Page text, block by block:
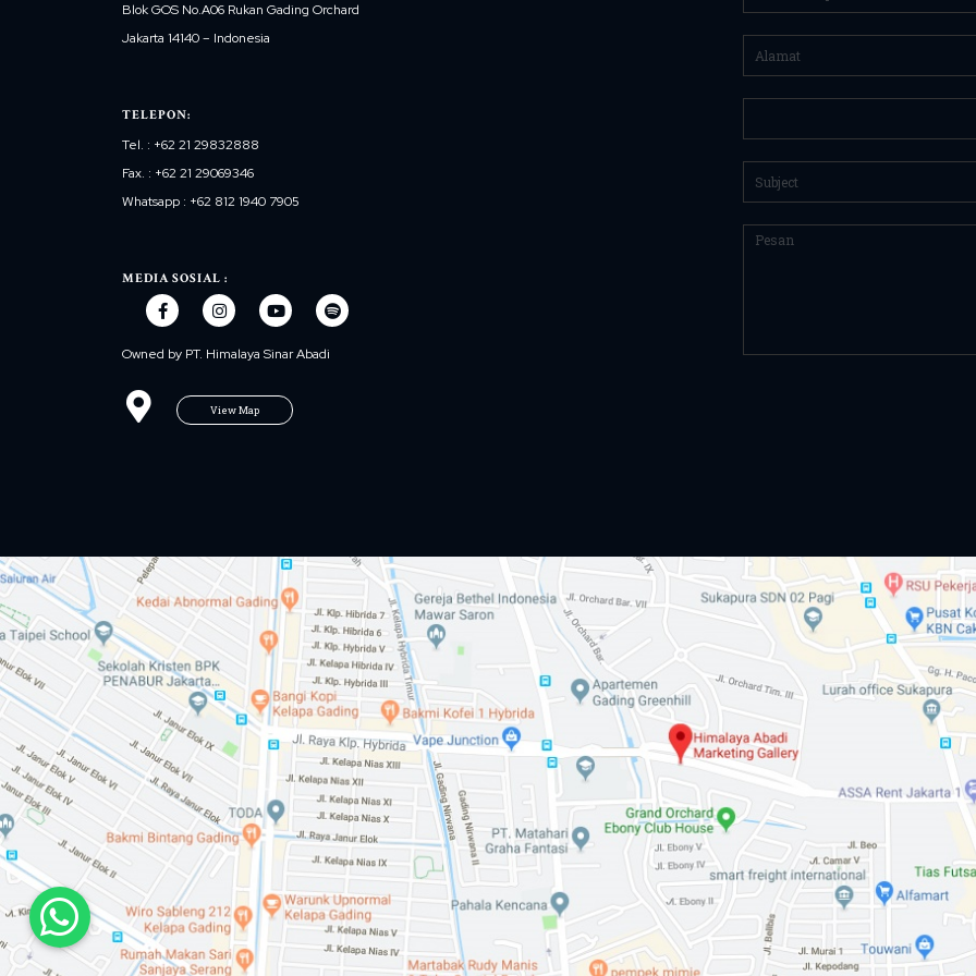
Blok GOS No.A06 Rukan Gading Orchard
Jakarta 14140 – Indonesia
TELEPON:
Tel. : +62 21 29832888
Fax. : +62 21 29069346
Whatsapp : +62 812 1940 7905
MEDIA SOSIAL :
Owned by PT. Himalaya Sinar Abadi
View Map